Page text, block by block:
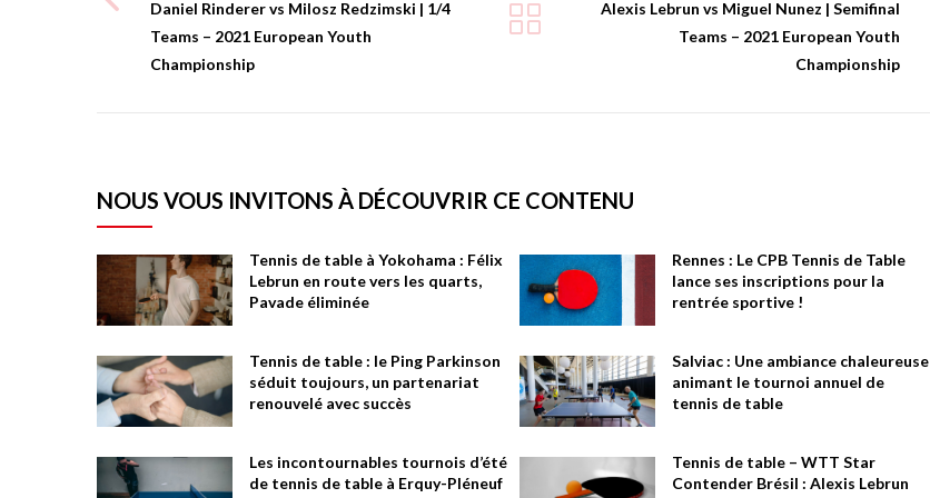
Daniel Rinderer vs Milosz Redzimski | 1/4
Teams – 2021 European Youth
Championship
Alexis Lebrun vs Miguel Nunez | Semifinal
Teams – 2021 European Youth
Championship
NOUS VOUS INVITONS À DÉCOUVRIR CE CONTENU
Tennis de table à Yokohama : Félix
Lebrun en route vers les quarts,
Pavade éliminée
Rennes : Le CPB Tennis de Table
lance ses inscriptions pour la
rentrée sportive !
Tennis de table : le Ping Parkinson
séduit toujours, un partenariat
renouvelé avec succès
Salviac : Une ambiance chaleureuse
animant le tournoi annuel de
tennis de table
Les incontournables tournois d’été
de tennis de table à Erquy-Pléneuf
Tennis de table – WTT Star
Contender Brésil : Alexis Lebrun